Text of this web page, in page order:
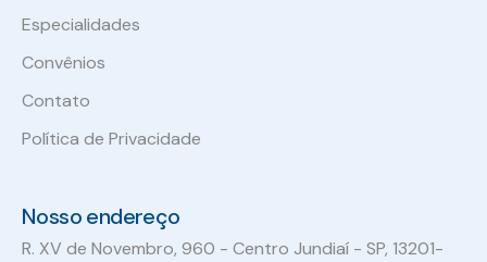
Especialidades
Convênios
Contato
Política de Privacidade
Nosso endereço
R. XV de Novembro, 960 - Centro Jundiaí - SP, 13201-